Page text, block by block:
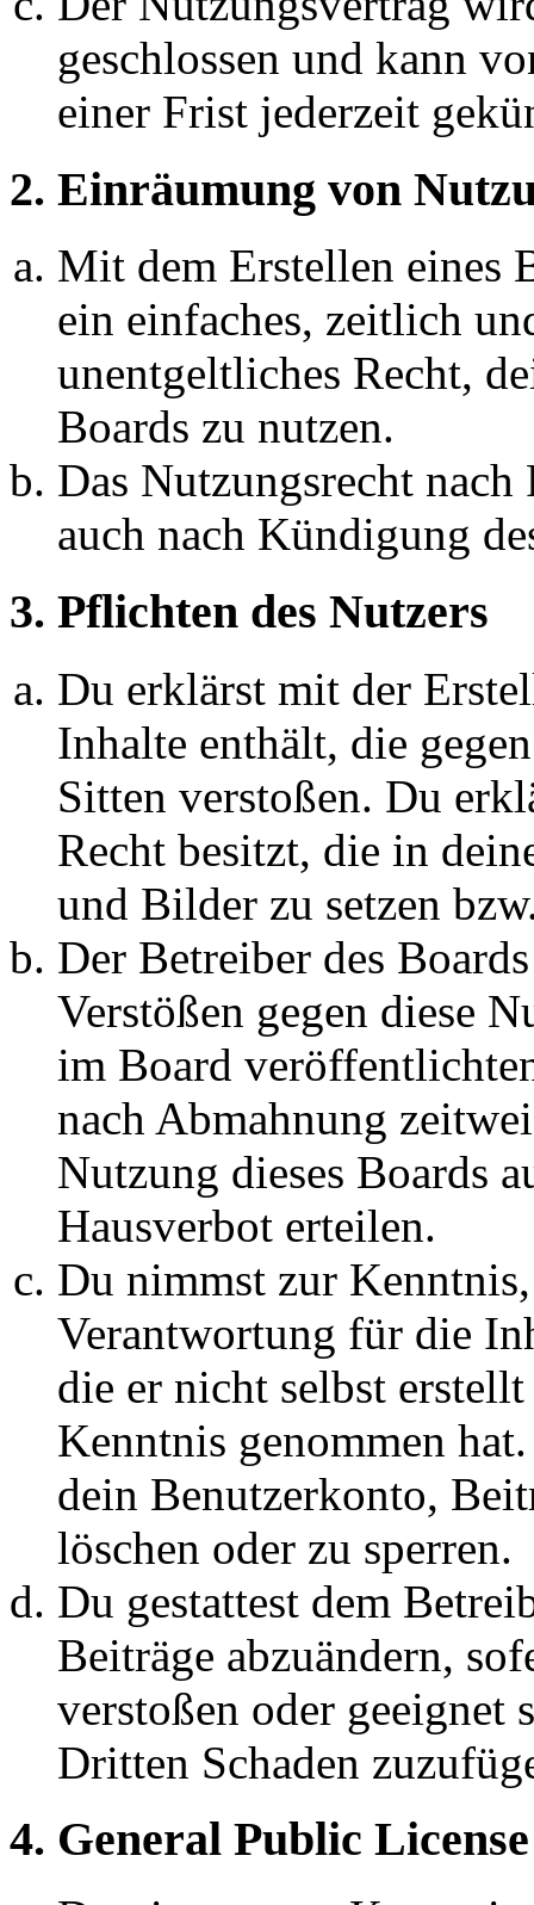
geschlossen und kann
einer Frist jederzeit
2. Einräumung von
Mit dem Erstellen eines
ein einfaches, zeitlich
unentgeltliches Recht,
Boards zu nutzen.
Das Nutzungsrecht
auch nach Kündigung
3. Pflichten des Nutzers
Du erklärst mit der
Inhalte enthält, die
Sitten verstoßen. Du
Recht besitzt, die in
und Bilder zu setzen
Der Betreiber des
Verstößen gegen diese
im Board
nach Abmahnung
Nutzung dieses Boards
Hausverbot erteilen.
Du nimmst zur
Verantwortung für die
die er nicht selbst
Kenntnis genommen
dein Benutzerkonto,
löschen oder zu sperren.
Du gestattest dem
Beiträge abzuändern,
verstoßen oder geeignet
Dritten Schaden
4. General Public License